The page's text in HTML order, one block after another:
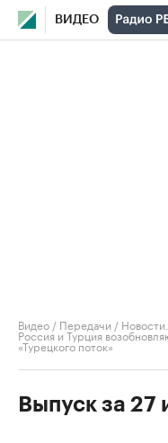
ВИДЕО
Видео / Передачи /
Россия и Турция
«Турецкого поток»
Выпуск за 27